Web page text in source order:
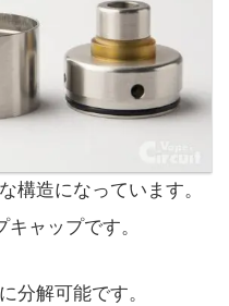
構造になっています。
ャップです。
分解可能です。